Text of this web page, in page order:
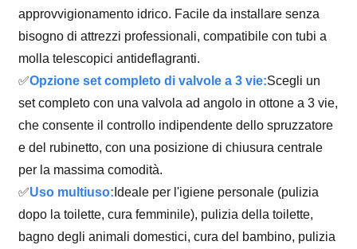
approvvigionamento idrico. Facile da installare senza
bisogno di attrezzi professionali, compatibile con tubi a
molla telescopici antideflagranti.
✅Opzione set completo di valvole a 3 vie:Scegli un
set completo con una valvola ad angolo in ottone a 3 vie,
che consente il controllo indipendente dello spruzzatore
e del rubinetto, con una posizione di chiusura centrale
per la massima comodità.
✅Uso multiuso: Ideale per l'igiene personale (pulizia
dopo la toilette, cura femminile), pulizia della toilette,
bagno degli animali domestici, cura del bambino, pulizia